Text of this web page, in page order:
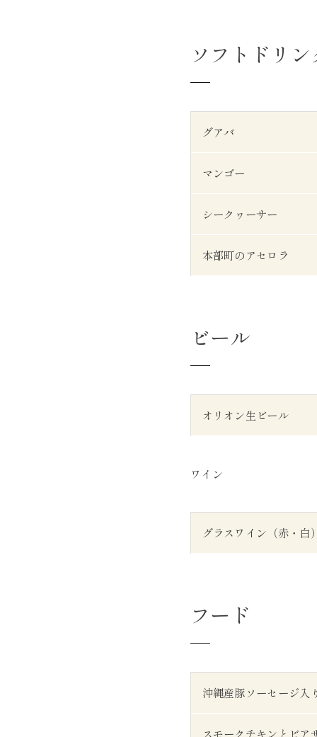
ソフトドリン
グアバ
マンゴー
シークヮーサー
本部町のアセロラ
ビール
オリオン生ビール
ワイン
グラスワイン（赤・白）
フード
沖縄産豚ソーセージ入
スモークチキンとビア